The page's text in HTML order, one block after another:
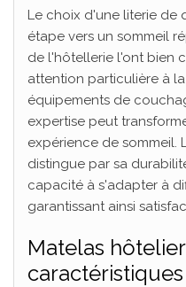
Le choix d'une literie de
étape vers un sommeil
de l'hôtellerie l'ont bien
attention particulière à
équipements de
expertise peut
expérience de sommeil.
distingue par sa
capacité à s'adapter à
garantissant ainsi
Matelas